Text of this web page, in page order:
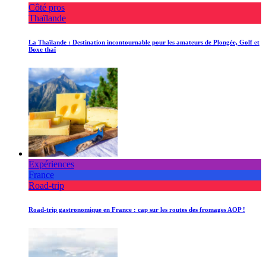
Côté pros
Thaïlande
La Thaïlande : Destination incontournable pour les amateurs de Plongée, Golf et
Boxe thaï
Expériences
France
Road-trip
Road-trip gastronomique en France : cap sur les routes des fromages AOP !